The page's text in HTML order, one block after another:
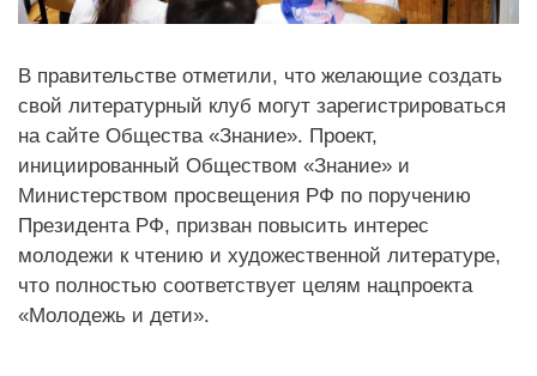
В правительстве отметили, что желающие создать
свой литературный клуб могут зарегистрироваться
на сайте Общества «Знание». Проект,
инициированный Обществом «Знание» и
Министерством просвещения РФ по поручению
Президента РФ, призван повысить интерес
молодежи к чтению и художественной литературе,
что полностью соответствует целям нацпроекта
«Молодежь и дети».